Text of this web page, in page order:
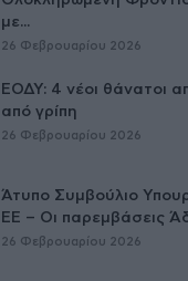
με...
26 Φεβρουαρίου 2026
ΕΟΔΥ: 4 νέοι θάνατοι
από γρίπη
26 Φεβρουαρίου 2026
Άτυπο Συμβούλιο
ΕE – Οι παρεμβάσεις
26 Φεβρουαρίου 2026